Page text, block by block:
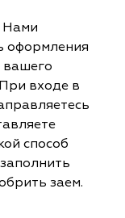
Нами
оформления
вашего
входе в
способ
заем.